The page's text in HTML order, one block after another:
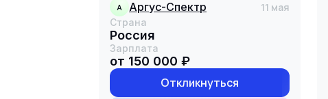
А Аргус-Спектр 11 мая
Страна
Россия
Зарплата
от 150 000 ₽
Откликнуться